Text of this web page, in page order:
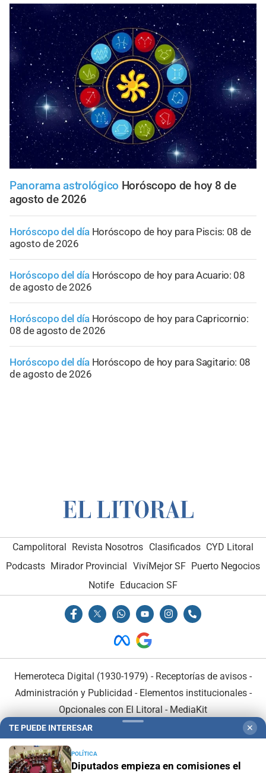
Panorama astrológico Horóscopo de hoy 8 de
agosto de 2026
Horóscopo del día Horóscopo de hoy para Piscis: 08 de
agosto de 2026
Horóscopo del día Horóscopo de hoy para Acuario: 08
de agosto de 2026
Horóscopo del día Horóscopo de hoy para Capricornio:
08 de agosto de 2026
Horóscopo del día Horóscopo de hoy para Sagitario: 08
de agosto de 2026
Campolitoral Revista Nosotros Clasificados CYD Litoral
Podcasts Mirador Provincial VivíMejor SF Puerto Negocios
Notife Educacion SF
Hemeroteca Digital (1930-1979) - Receptorías de avisos -
Administración y Publicidad - Elementos institucionales-
Opcionales con El Litoral - MediaKit
TE PUEDE INTERESAR ✕
POLÍTICA
Diputados empieza en comisiones el